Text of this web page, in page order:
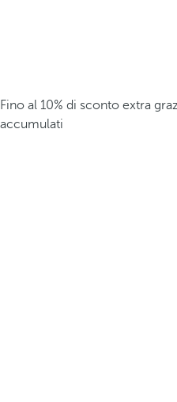
Fino al 10% di sconto extra
accumulati